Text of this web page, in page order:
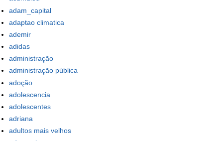
adam_capital
adaptao climatica
ademir
adidas
administração
administração pública
adoção
adolescencia
adolescentes
adriana
adultos mais velhos